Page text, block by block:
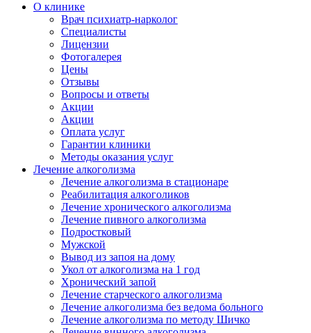
О клинике
Врач психиатр-нарколог
Специалисты
Лицензии
Фотогалерея
Цены
Отзывы
Вопросы и ответы
Акции
Акции
Оплата услуг
Гарантии клиники
Методы оказания услуг
Лечение алкоголизма
Лечение алкоголизма в стационаре
Реабилитация алкоголиков
Лечение хронического алкоголизма
Лечение пивного алкоголизма
Подростковый
Мужской
Вывод из запоя на дому
Укол от алкоголизма на 1 год
Хронический запой
Лечение старческого алкоголизма
Лечение алкоголизма без ведома больного
Лечение алкоголизма по методу Шичко